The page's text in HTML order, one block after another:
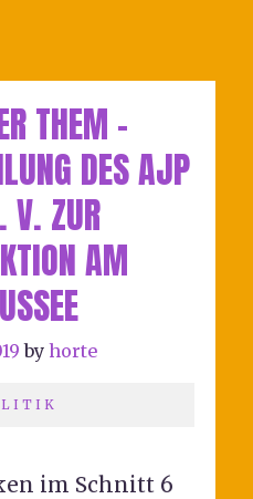
THEM –
DES AJP
ZUR
AM
by horte
im Schnitt 6